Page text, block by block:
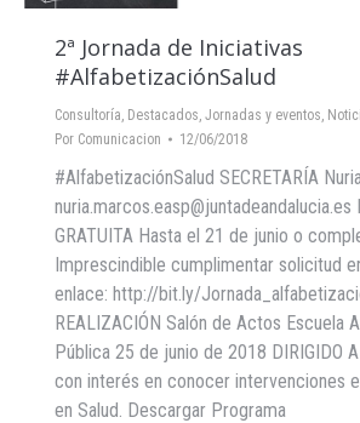
2ª Jornada de Iniciativas
#AlfabetizaciónSalud
Consultoría, Destacados, Jornadas y eventos,
Por Comunicacion 12/06/2018
#AlfabetizaciónSalud SECRETARÍA
nuria.marcos.easp@juntadeandalucia.es
GRATUITA Hasta el 21 de junio o
Imprescindible cumplimentar solicitud
enlace: http://bit.ly/
REALIZACIÓN Salón de Actos Escuela
Pública 25 de junio de 2018 DIRIGIDO
con interés en conocer intervenciones
en Salud. Descargar Programa